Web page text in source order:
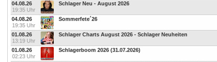
04.08.26
19:35 Uhr
Schlager Neu - August 2026
04.08.26
19:35 Uhr
Sommerfete´26
01.08.26
13:19 Uhr
Schlager Charts August 2026 - Schlager Neuheiten
01.08.26
02:23 Uhr
Schlagerboom 2026 (31.07.2026)